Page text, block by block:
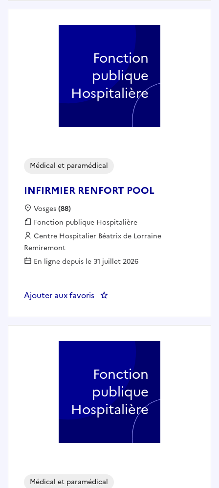
INFIRMIER RENFORT POOL
Médical et paramédical
Localisation :
Vosges(88)
Fonction publique :
Fonction publique Hospitalière
Employeur :
Centre Hospitalier Béatrix de Lorraine
Remiremont
En ligne depuis le 31 juillet 2026
Ajouter aux favoris : INFIRMIER RENFORT POOL
Fonction
publique
Hospitalière
Médical et paramédical
Fonction
publique
Hospitalière